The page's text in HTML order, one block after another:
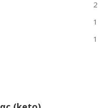
2
1
1